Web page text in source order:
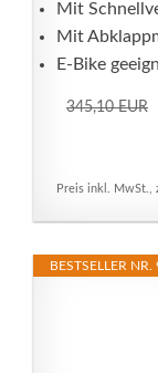
Mit
Mit
E-Bike
345,10 EUR
Preis inkl. MwSt.,
BESTSELLER NR.